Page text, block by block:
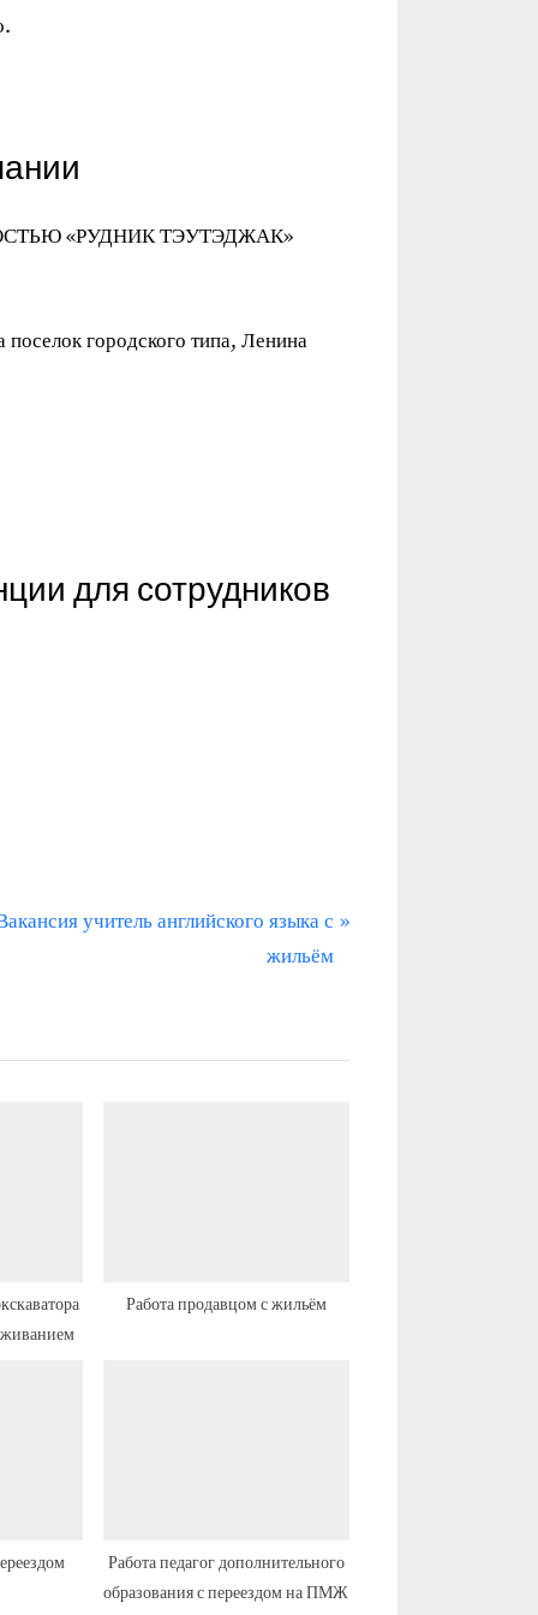
«РУДНИК ТЭУТЭДЖАК»
городского типа, Ленина
для сотрудников
учитель английского языка с
жильём
Работа продавцом с жильём
Работа педагог дополнительного
образования с переездом на ПМЖ